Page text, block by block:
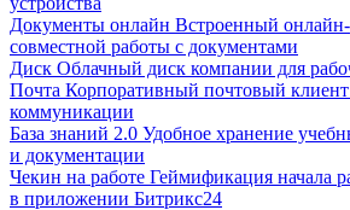
Документы онлайн Встроенный онлайн-
совместной работы с документами
Диск Облачный диск компании для
Почта Корпоративный почтовый клиент
коммуникации
База знаний 2.0 Удобное хранение
и документации
Чекин на работе Геймификация начала
в приложении Битрикс24